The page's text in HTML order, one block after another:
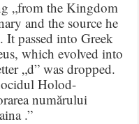
„from the Kingdom
and the source he
passed into Greek
which evolved into
„d” was dropped.
Holod-
numărului
.”